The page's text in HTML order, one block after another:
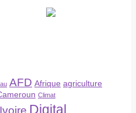
AFD Afrique agriculture
Climat
Digital